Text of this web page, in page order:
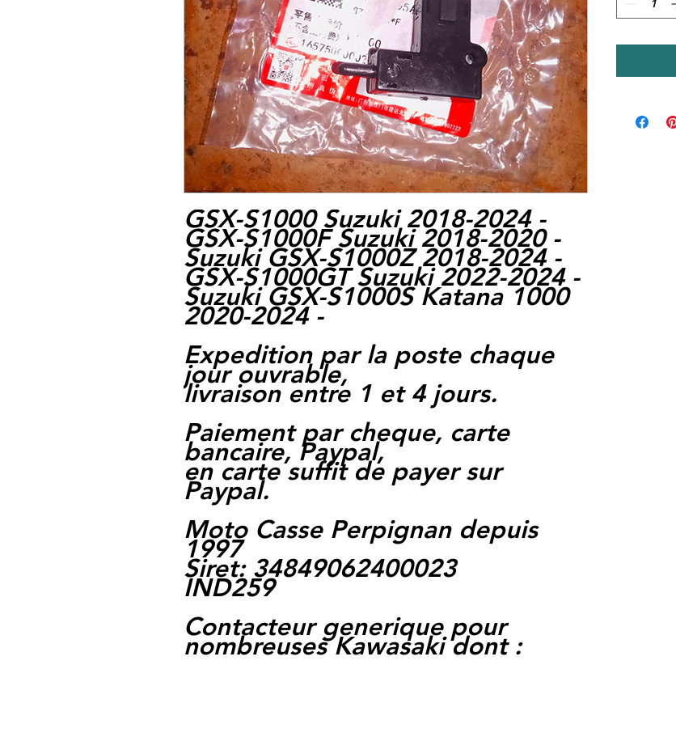
GSX-S1000 Suzuki 2018-2024 -
GSX-S1000F Suzuki 2018-2020 -
Suzuki GSX-S1000Z 2018-2024 -
GSX-S1000GT Suzuki 2022-2024 -
Suzuki GSX-S1000S Katana 1000
2020-2024 -
Expedition par la poste chaque
jour ouvrable,
livraison entre 1 et 4 jours.
Paiement par cheque, carte
bancaire, Paypal,
en carte suffit de payer sur
Paypal.
Moto Casse Perpignan depuis
1997
Siret: 34849062400023
IND259
Contacteur generique pour
nombreuses Kawasaki dont :